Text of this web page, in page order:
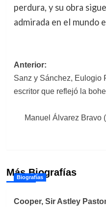
perdura, y su obra
admirada en el mundo
Navegación
de
entradas
Anterior:
Sanz y Sánchez, Eulogio
escritor que reflejó la
Manuel Álvarez Bravo
Más Biografías
Biografías
Cooper, Sir Astley